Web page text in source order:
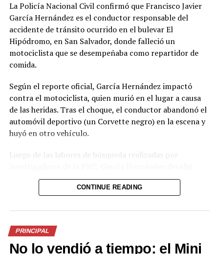
La Policía Nacional Civil confirmó que Francisco Javier
García Hernández es el conductor responsable del
accidente de tránsito ocurrido en el bulevar El
Hipódromo, en San Salvador, donde falleció un
motociclista que se desempeñaba como repartidor de
comida.
Según el reporte oficial, García Hernández impactó
contra el motociclista, quien murió en el lugar a causa
de las heridas. Tras el choque, el conductor abandonó el
automóvil deportivo (un Corvette negro) en la escena y
huyó en otro vehículo.
Luego de las labores de búsqueda realizadas por
presentarse de manera voluntaria en una de las
delegaciones policiales. La institución informó que será
El caso generó fuerte conmoción en redes sociales,
donde se viralizaron imágenes del Corvette abandonado
y especulaciones sobre la identidad del conductor. La
CONTINUE READING
PRINCIPAL
No lo vendió a tiempo: el Mini